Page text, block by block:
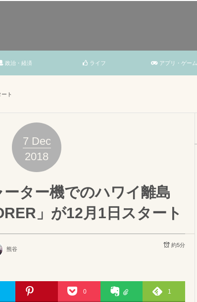
政治・経済 ライフ アプリ・ゲーム
ト
7 Dec
2018
ター機でのハワイ離島
」が12月1日スタート
熊谷
約5分
0 1